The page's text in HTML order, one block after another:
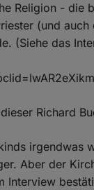
Religion - die
(und
(Siehe das
Richard
irgendwas
Aber der
Interview